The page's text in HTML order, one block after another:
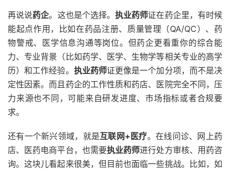
再说说药企。这也是个选择。执业药师证在药企里，有时候
能起点作用，比如在药品注册、质量管理（QA/QC）、药
物警戒、医学信息沟通等岗位。但药企更看重你的综合能
力、专业背景（比如药学、医学、生物学等相关专业的高学
历）和工作经验。 执业药师证更像是一个加分项，而不是决
定性因素。而且药企的工作性质和药店、医院完全不同，压
力来源也不同，可能来自研发进度、市场指标或者合规要
求。
还有一个新兴领域，就是互联网+医疗。在线问诊、网上药
店、医药电商平台，也需要执业药师进行处方审核、用药咨
询。这块儿看起来很美，但目前也面临一些挑战。比如，如